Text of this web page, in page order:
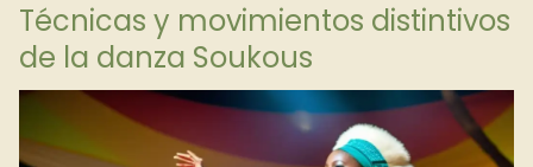
Técnicas y movimientos distintivos
de la danza Soukous